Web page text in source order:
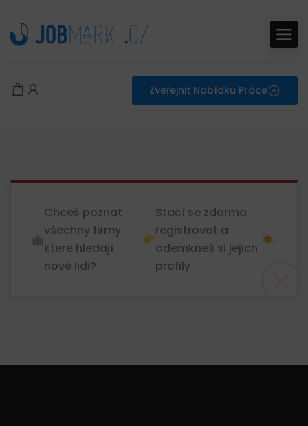
Zveřejnit Nabídku Práce
Chceš poznat
všechny firmy,
které hledají
nové lidi?
Stačí se zdarma
registrovat a
odemkneš si jejich
profily
.